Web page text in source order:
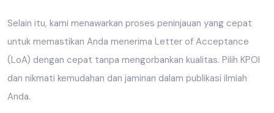
Selain itu, kami menawarkan proses peninjauan yang cepat
untuk memastikan Anda menerima Letter of Acceptance
(LoA) dengan cepat tanpa mengorbankan kualitas. Pilih KPOI
dan nikmati kemudahan dan jaminan dalam publikasi ilmiah
Anda.